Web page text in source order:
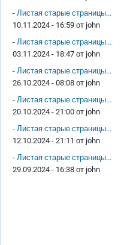
- Листая старые страницы...
10.11.2024 - 16:59 от john
- Листая старые страницы...
03.11.2024 - 18:47 от john
- Листая старые страницы...
26.10.2024 - 08:08 от john
- Листая старые страницы...
20.10.2024 - 21:00 от john
- Листая старые страницы...
12.10.2024 - 21:11 от john
- Листая старые страницы...
29.09.2024 - 16:38 от john